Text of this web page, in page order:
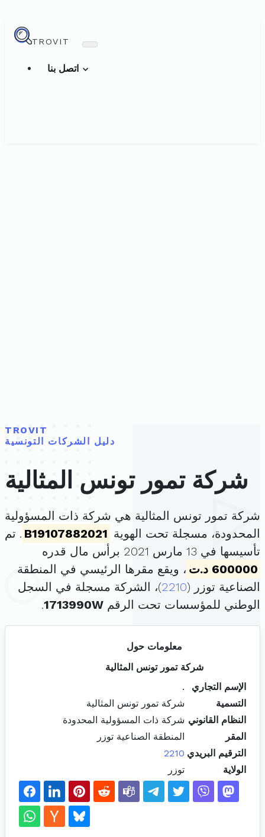
TROVIT
TROVIT
دليل الشركات التونسية
شركة تمور تونس المثالية
شركة تمور تونس المثالية هي شركة ذات المسؤولية
المحدودة، مسجلة تحت الهوية B19107882021 . تم
تأسيسها في 13 مارس 2021 برأس مال قدره
600000 د.ت
، ويقع مقرها الرئيسي في المنطقة
الصناعية توزر (2210)، الشركة مسجلة في السجل
الوطني للمؤسسات تحت الرقم 1713990W
.
معلومات حول
شركة تمور تونس المثالية
الإسم التجاري
.
التسمية
شركة تمور تونس المثالية
النظام القانوني شركة ذات المسؤولية المحدودة
المقر
المنطقة الصناعية توزر
الترقيم البريدي 2210
الولاية
توزر